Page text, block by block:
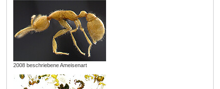
2008 beschriebene Ameisenart